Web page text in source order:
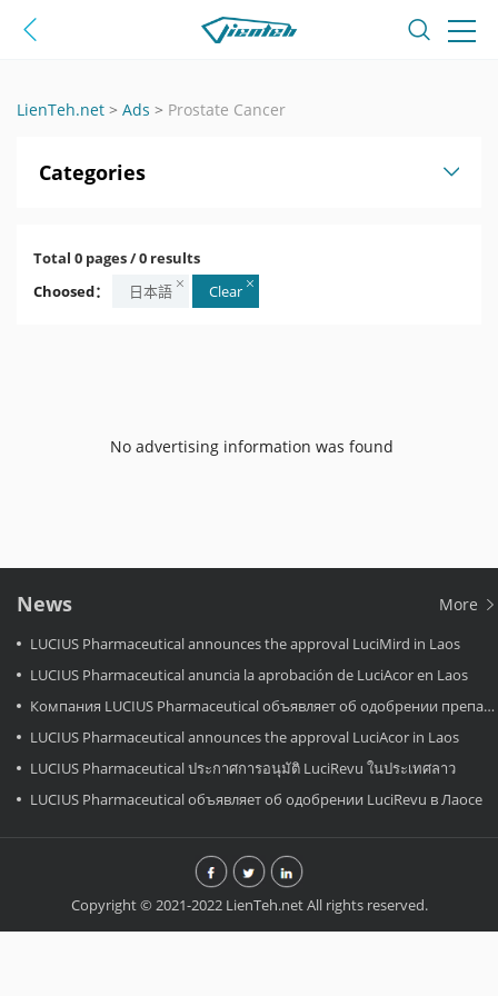
LienTeh.net > Ads > Prostate Cancer
Categories
Total 0 pages / 0 results
Choosed：
日本語 Clear
No advertising information was found
News More
LUCIUS Pharmaceutical announces the approval LuciMird in Laos
LUCIUS Pharmaceutical anuncia la aprobación de LuciAcor en Laos
Компания LUCIUS Pharmaceutical объявляет об одобрении препарата LuciAcor в Лаосе.
LUCIUS Pharmaceutical announces the approval LuciAcor in Laos
LUCIUS Pharmaceutical ประกาศการอนุมัติ LuciRevu ในประเทศลาว
LUCIUS Pharmaceutical объявляет об одобрении LuciRevu в Лаосе
Copyright © 2021-2022 LienTeh.net All rights reserved.